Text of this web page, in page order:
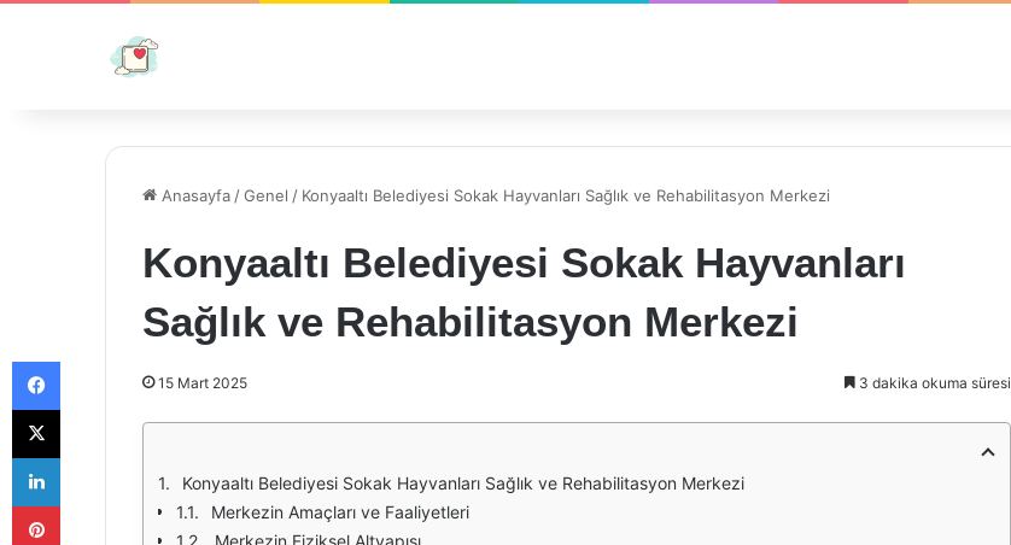
Anasayfa /Genel / Konyaaltı Belediyesi Sokak Hayvanları Sağlık ve Rehabilitasyon Merkezi
Konyaaltı Belediyesi Sokak Hayvanları
Sağlık ve Rehabilitasyon Merkezi
15 Mart 2025 3 dakika okuma süresi
Konyaaltı Belediyesi Sokak Hayvanları Sağlık ve Rehabilitasyon Merkezi
Merkezin Amaçları ve Faaliyetleri
Merkezin Fiziksel Altyapısı
Facebook
X
LinkedIn
Pinterest